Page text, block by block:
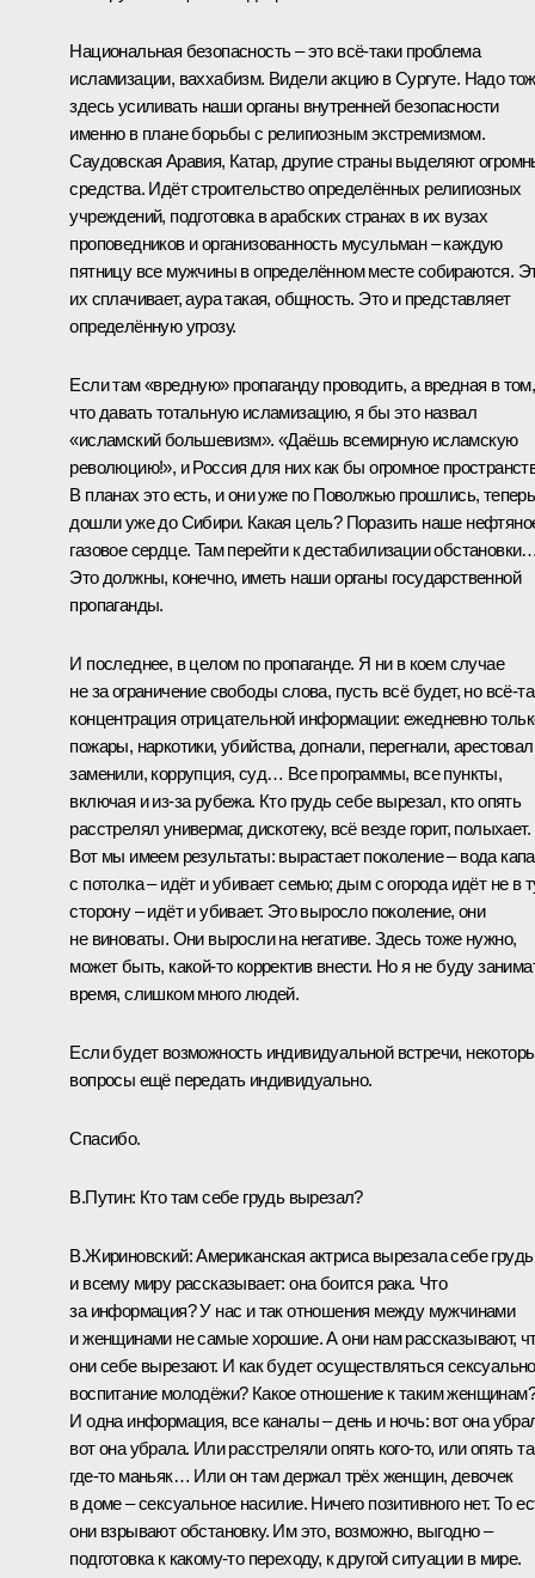
Национальная безопасность – это всё‑таки проблема
исламизации, ваххабизм. Видели акцию в Сургуте. Надо
здесь усиливать наши органы внутренней безопасности
именно в плане борьбы с религиозным экстремизмом.
Саудовская Аравия, Катар, другие страны выделяют
средства. Идёт строительство определённых религиозных
учреждений, подготовка в арабских странах в их вузах
проповедников и организованность мусульман – каждую
пятницу все мужчины в определённом месте собираются.
их сплачивает, аура такая, общность. Это и представляет
определённую угрозу.
Если там «вредную» пропаганду проводить, а вредная в том,
что давать тотальную исламизацию, я бы это назвал
«исламский большевизм». «Даёшь всемирную исламскую
революцию!», и Россия для них как бы огромное
В планах это есть, и они уже по Поволжью прошлись, теперь
дошли уже до Сибири. Какая цель? Поразить наше
газовое сердце. Там перейти к дестабилизации
Это должны, конечно, иметь наши органы государственной
пропаганды.
И последнее, в целом по пропаганде. Я ни в коем случае
не за ограничение свободы слова, пусть всё будет, но
концентрация отрицательной информации: ежедневно
пожары, наркотики, убийства, догнали, перегнали,
заменили, коррупция, суд… Все программы, все пункты,
включая и из‑за рубежа. Кто грудь себе вырезал, кто опять
расстрелял универмаг, дискотеку, всё везде горит, полыхает.
Вот мы имеем результаты: вырастает поколение – вода
с потолка – идёт и убивает семью; дым с огорода идёт не в
сторону – идёт и убивает. Это выросло поколение, они
не виноваты. Они выросли на негативе. Здесь тоже нужно,
может быть, какой‑то корректив внести. Но я не буду
время, слишком много людей.
Если будет возможность индивидуальной встречи,
вопросы ещё передать индивидуально.
Спасибо.
В.Путин: Кто там себе грудь вырезал?
В.Жириновский:Американская актриса вырезала себе грудь
и всему миру рассказывает: она боится рака. Что
за информация? У нас и так отношения между мужчинами
и женщинами не самые хорошие. А они нам рассказывают,
они себе вырезают. И как будет осуществляться
воспитание молодёжи? Какое отношение к таким женщинам?
И одна информация, все каналы – день и ночь: вот она
вот она убрала. Или расстреляли опять кого‑то, или опять
где‑то маньяк… Или он там держал трёх женщин, девочек
в доме – сексуальное насилие. Ничего позитивного нет. То
они взрывают обстановку. Им это, возможно, выгодно –
подготовка к какому‑то переходу, к другой ситуации в мире.